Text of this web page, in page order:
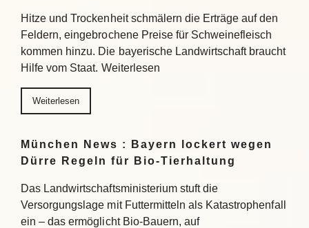
Hitze und Trockenheit schmälern die Erträge auf den
Feldern, eingebrochene Preise für Schweinefleisch
kommen hinzu. Die bayerische Landwirtschaft braucht
Hilfe vom Staat. Weiterlesen
Weiterlesen
München News : Bayern lockert wegen
Dürre Regeln für Bio-Tierhaltung
Das Landwirtschaftsministerium stuft die
Versorgungslage mit Futtermitteln als Katastrophenfall
ein – das ermöglicht Bio-Bauern, auf